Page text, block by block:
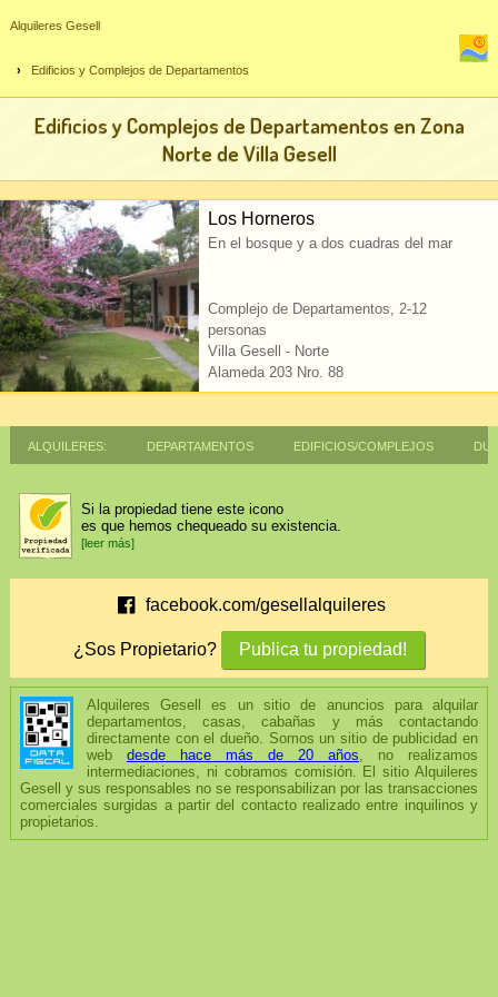
Alquileres Gesell
Edificios y Complejos de Departamentos
Edificios y Complejos de Departamentos en Zona
Norte de Villa Gesell
Los Horneros
En el bosque y a dos cuadras del mar
Complejo de Departamentos
2-12
personas
Villa Gesell - Norte
Alameda 203 Nro. 88
Alquileres: Departamentos Edificios/Complejos
Si la propiedad tiene este icono
es que hemos chequeado su existencia.
[leer más]
facebook.com/gesellalquileres
¿Sos Propietario? Publica tu propiedad!
Alquileres Gesell es un sitio de anuncios para alquilar
departamentos, casas, cabañas y más contactando
directamente con el dueño. Somos un sitio de publicidad en
web desde hace más de 20 años , no realizamos
intermediaciones, ni cobramos comisión. El sitio Alquileres
Gesell y sus responsables no se responsabilizan por las transacciones
comerciales surgidas a partir del contacto realizado entre inquilinos y
propietarios.